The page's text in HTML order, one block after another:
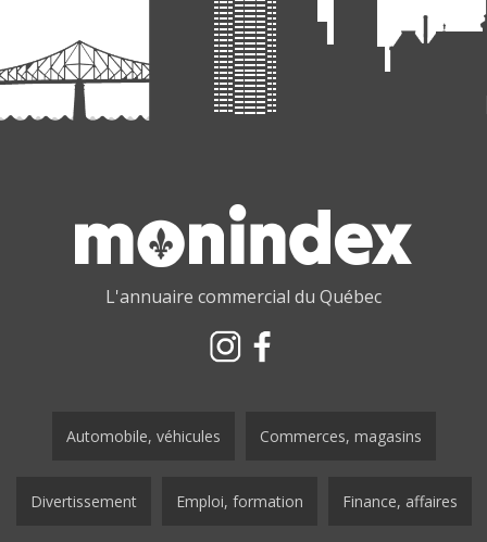
L'annuaire commercial du Québec
Automobile, véhicules Commerces, magasins
Divertissement Emploi, formation Finance, affaires